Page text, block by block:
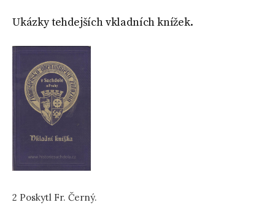
Ukázky tehdejších vkladních knížek.
2 Poskytl Fr. Černý.